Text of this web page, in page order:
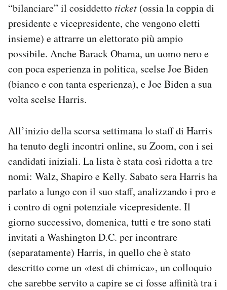
“bilanciare” il cosiddettoticket (ossia la coppia di
presidente e vicepresidente, che vengono eletti
insieme) e attrarre un elettorato più ampio
possibile. Anche Barack Obama, un uomo nero e
con poca esperienza in politica, scelse Joe Biden
(bianco e con tanta esperienza), e Joe Biden a sua
volta scelse Harris.
All’inizio della scorsa settimana lo staff di Harris
ha tenuto degli incontri online, su Zoom, con i sei
candidati iniziali. La lista è stata così ridotta a tre
nomi: Walz, Shapiro e Kelly. Sabato sera Harris ha
parlato a lungo con il suo staff, analizzando i pro e
i contro di ogni potenziale vicepresidente. Il
giorno successivo, domenica, tutti e tre sono stati
invitati a Washington D.C. per incontrare
(separatamente) Harris, in quello che è stato
descritto come un «test di chimica», un colloquio
che sarebbe servito a capire se ci fosse affinità tra i